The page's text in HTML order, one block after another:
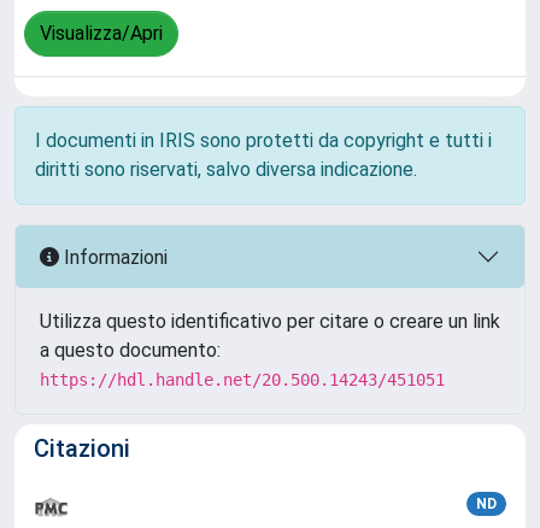
Visualizza/Apri
I documenti in IRIS sono protetti da copyright e tutti i
diritti sono riservati, salvo diversa indicazione.
Informazioni
Utilizza questo identificativo per citare o creare un link
a questo documento:
https://hdl.handle.net/20.500.14243/451051
Citazioni
ND